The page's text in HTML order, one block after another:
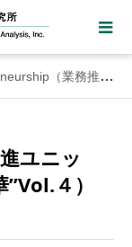
Japonica からの昇華”Vol.４）
ユニッ
４）